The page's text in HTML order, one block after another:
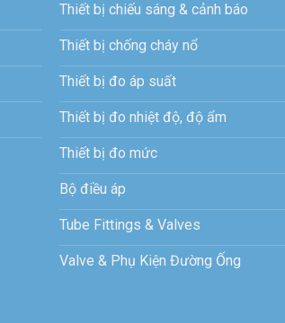
Thiết bị chiếu sáng & cảnh báo
Thiết bị chống cháy nổ
Thiết bị đo áp suất
Thiết bị đo nhiệt độ, độ ẩm
Thiết bị đo mức
Bộ điều áp
Tube Fittings & Valves
Valve & Phụ Kiện Đường Ống